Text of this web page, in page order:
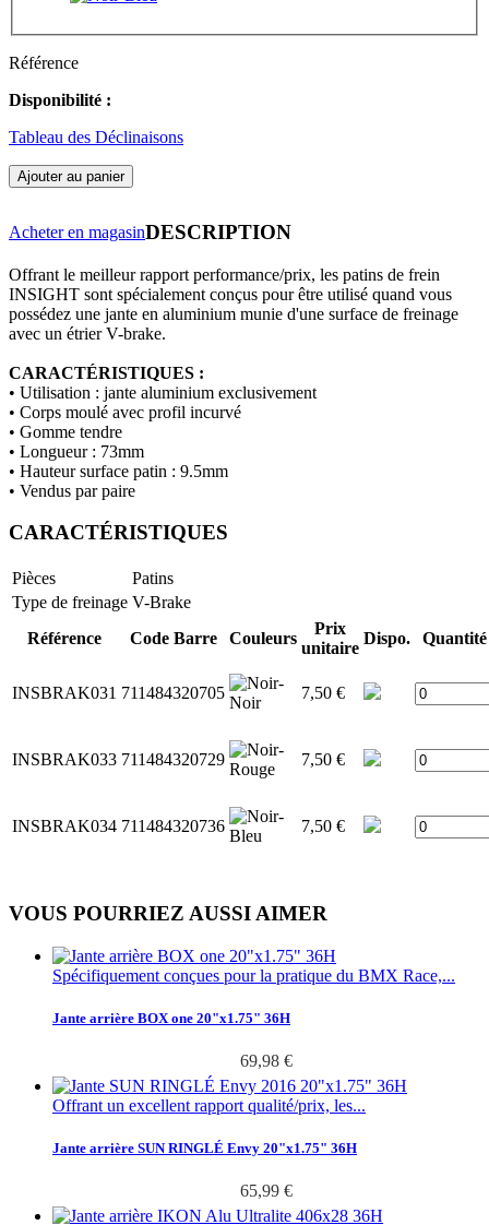
Référence
Disponibilité :
Tableau des Déclinaisons
Ajouter au panier
Acheter en magasinDESCRIPTION
Offrant le meilleur rapport performance/prix, les patins de frein
INSIGHT sont spécialement conçus pour être utilisé quand vous
possédez une jante en aluminium munie d'une surface de freinage
avec un étrier V-brake. ​
CARACTÉRISTIQUES :
• Utilisation : jante aluminium exclusivement
• Corps moulé avec profil incurvé
• Gomme tendre
• Longueur : 73mm
​​​​​​​• Hauteur surface patin : 9.5mm
• Vendus par paire
CARACTÉRISTIQUES
Pièces
Patins
Type de freinage V-Brake
Référence
Code Barre Couleurs
Prix
unitaire
Dispo. Quantité
INSBRAK031 711484320705 7,50 €
INSBRAK033 711484320729 7,50 €
INSBRAK034 711484320736 7,50 €
VOUS POURRIEZ AUSSI AIMER
Spécifiquement conçues pour la pratique du BMX Race,...
Jante arrière BOX one 20"x1.75" 36H
69,98 €
Offrant un excellent rapport qualité/prix, les...
Jante arrière SUN RINGLÉ Envy 20"x1.75" 36H
65,99 €